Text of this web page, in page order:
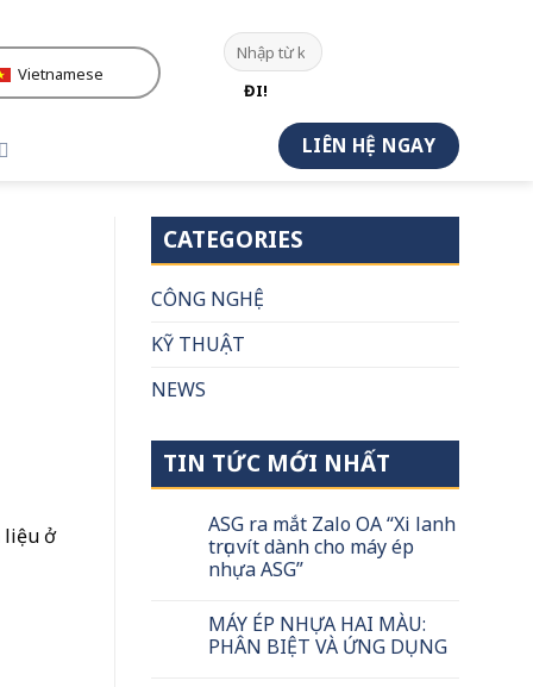
Vietnamese
ĐI!
LIÊN HỆ NGAY
liệu ở
CATEGORIES
CÔNG NGHỆ
KỸ THUẬT
NEWS
TIN TỨC MỚI NHẤT
ASG ra mắt Zalo OA “Xi lanh
trục vít dành cho máy ép
nhựa ASG”
MÁY ÉP NHỰA HAI MÀU:
PHÂN BIỆT VÀ ỨNG DỤNG